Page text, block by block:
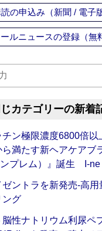
の申込み（新聞 / 電子
ールニュースの登録（無
カテゴリーの新着
チン極限濃度6800倍
満たす新ヘアケアブ
ンプレム）』誕生 I-ne
ゼントラを新発売‐高
グ
脳性ナトリウム利尿ペ